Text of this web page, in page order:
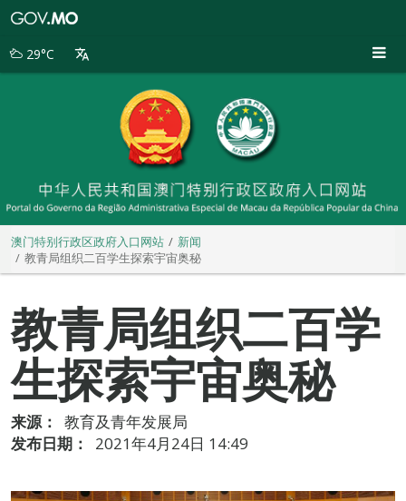
别
29°C
澳门特别行政区政府入口网站
新闻
教青局组织二百学生探索宇宙奥秘
教青局组织二百学
生探索宇宙奥秘
来源：
教育及青年发展局
发布日期：
2021年4月24日 14:49